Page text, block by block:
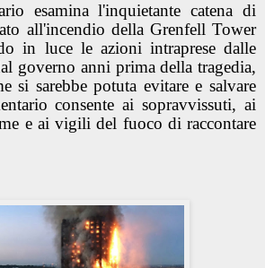
esamina l'inquietante catena di
all'incendio della Grenfell Tower
in luce le azioni intraprese dalle
governo anni prima della tragedia,
si sarebbe potuta evitare e salvare
consente ai sopravvissuti, ai
e ai vigili del fuoco di raccontare